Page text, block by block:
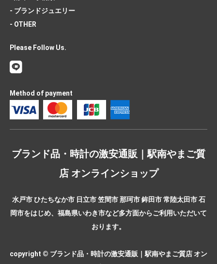
- ブランドジュエリー
- OTHER
Please Follow Us.
Method of payment
ブランド品・時計の激安通販｜駅南やまご質
店 オンラインショップ
水戸市 ひたちなか市 日立市 笠間市 那珂市 鉾田市 常陸太田市 石
岡市をはじめ、福島県いわき市など多方面からご利用いただいて
おります。
copyright © ブランド品・時計の激安通販｜駅南やまご質店 オン